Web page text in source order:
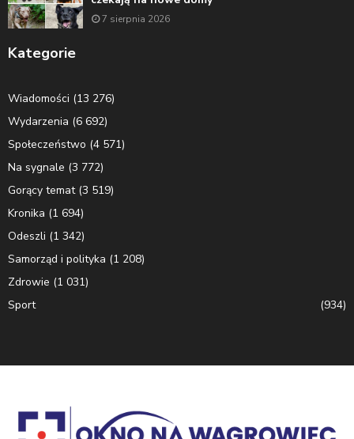
7 sierpnia 2026
Kategorie
Wiadomości (13 276)
Wydarzenia (6 692)
Społeczeństwo (4 571)
Na sygnale (3 772)
Gorący temat(3 519)
Kronika (1 694)
Odeszli (1 342)
Samorząd i polityka (1 208)
Zdrowie (1 031)
Sport
(934)